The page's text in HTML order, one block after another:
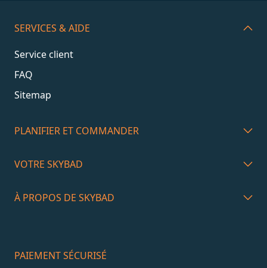
SERVICES & AIDE
Service client
FAQ
Sitemap
PLANIFIER ET COMMANDER
VOTRE SKYBAD
À PROPOS DE SKYBAD
PAIEMENT SÉCURISÉ